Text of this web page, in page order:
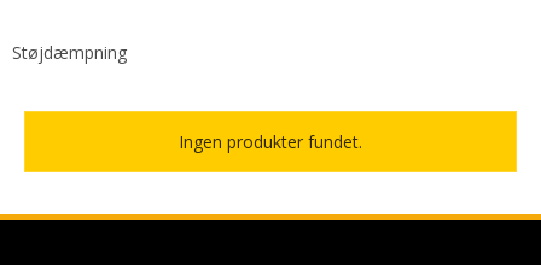
Støjdæmpning
Ingen produkter fundet.